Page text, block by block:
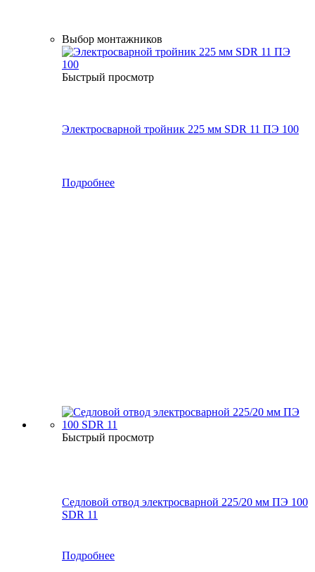
Выбор монтажников
Быстрый просмотр
Электросварной тройник 225 мм SDR 11 ПЭ 100
Подробнее
Быстрый просмотр
Седловой отвод электросварной 225/20 мм ПЭ 100
SDR 11
Подробнее